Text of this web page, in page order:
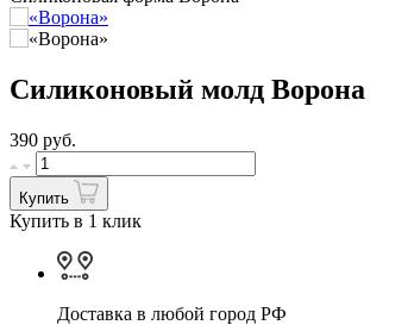
Силиконовый молд Ворона
390 руб.
Купить
Купить в 1 клик
Доставка в любой город РФ